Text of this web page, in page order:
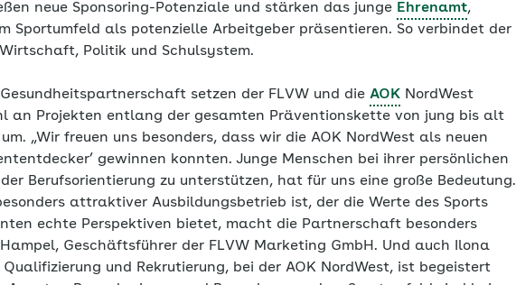
neue Sponsoring-Potenziale und stärken das junge Ehrenamt,
Sportumfeld als potenzielle Arbeitgeber präsentieren. So verbindet der
Politik und Schulsystem.
setzen der FLVW und die AOK NordWest
an Projekten entlang der gesamten Präventionskette von jung bis alt
„Wir freuen uns besonders, dass wir die AOK NordWest als neuen
gewinnen konnten. Junge Menschen bei ihrer persönlichen
Berufsorientierung zu unterstützen, hat für uns eine große Bedeutung.
attraktiver Ausbildungsbetrieb ist, der die Werte des Sports
echte Perspektiven bietet, macht die Partnerschaft besonders
Geschäftsführer der FLVW Marketing GmbH. Und auch Ilona
und Rekrutierung, bei der AOK NordWest, ist begeistert